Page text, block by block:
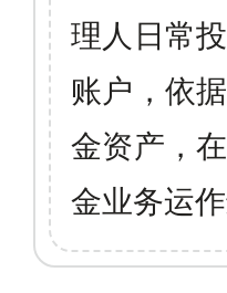
理人日常
账户，依
金资产，
金业务运